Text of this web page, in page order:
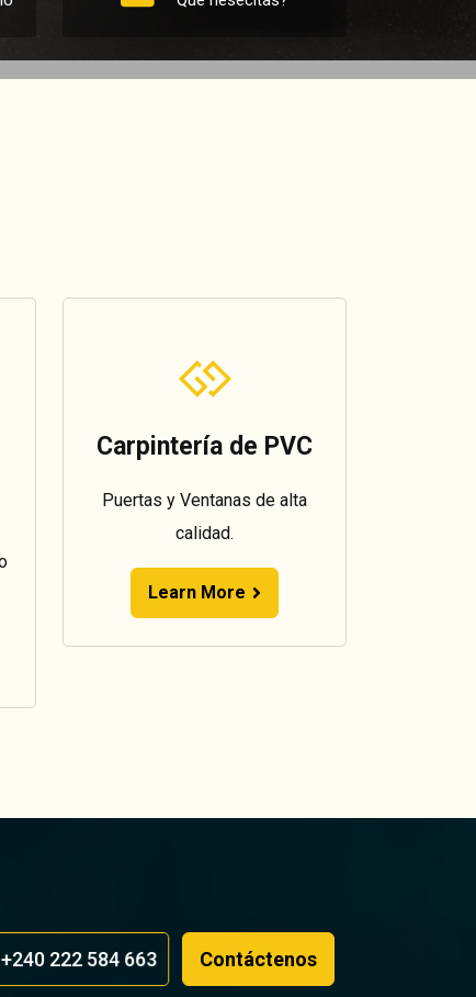
Carpintería de PVC
Puertas y Ventanas de alta
calidad.
Learn More
222 584 663 Contáctenos